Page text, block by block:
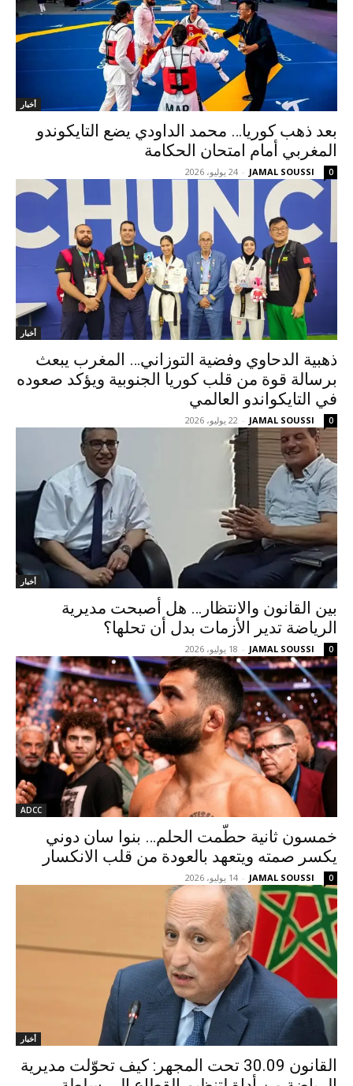
أخبار
بعد ذهب كوريا… محمد الداودي يضع التايكوندو
المغربي أمام امتحان الحكامة
JAMAL SOUSSI
- 24 يوليو، 2026 0
أخبار
ذهبية الدحاوي وفضية التوزاني… المغرب يبعث
برسالة قوة من قلب كوريا الجنوبية ويؤكد صعوده
في التايكواندو العالمي
JAMAL SOUSSI
- 22 يوليو، 2026 0
أخبار
بين القانون والانتظار… هل أصبحت مديرية
الرياضة تدير الأزمات بدل أن تحلها؟
JAMAL SOUSSI
- 18 يوليو، 2026 0
ADCC
خمسون ثانية حطّمت الحلم… بنوا سان دوني
يكسر صمته ويتعهد بالعودة من قلب الانكسار
JAMAL SOUSSI
- 14 يوليو، 2026 0
أخبار
القانون 30.09 تحت المجهر: كيف تحوّلت مديرية